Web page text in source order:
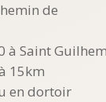
de
à Saint Guilhem
15km
en dortoir